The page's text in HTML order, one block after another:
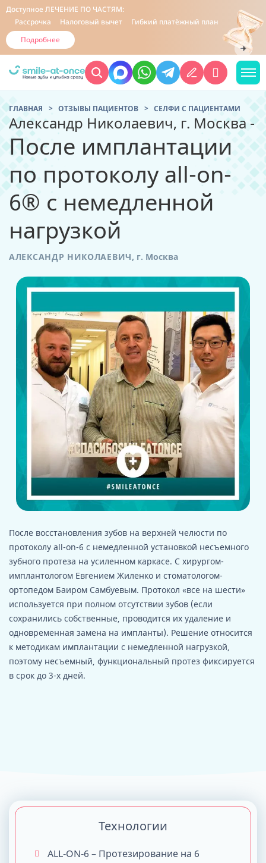
Доступное ЛЕЧЕНИЕ ПО ЧАСТЯМ:
Рассрочка
Налоговый вычет Гибкий платёжный план
Подробнее
ГЛАВНАЯ ОТЗЫВЫ ПАЦИЕНТОВ CЕЛФИ С ПАЦИЕНТАМИ
Александр Николаевич, г. Москва -
После имплантации
по протоколу all-on-
6® с немедленной
нагрузкой
АЛЕКСАНДР НИКОЛАЕВИЧ, г. Москва
После восстановления зубов на верхней челюсти по
протоколу all-on-6 с немедленной установкой несъемного
зубного протеза на усиленном каркасе. С хирургом-
имплантологом Евгением Жиленко и стоматологом-
ортопедом Баиром Самбуевым. Протокол «все на шести»
используется при полном отсутствии зубов (если
сохранились собственные, проводится их удаление и
одновременная замена на импланты). Решение относится
к методикам имплантации с немедленной нагрузкой,
поэтому несъемный, функциональный протез фиксируется
в срок до 3-х дней.
Технологии
ALL-ON-6 – Протезирование на 6